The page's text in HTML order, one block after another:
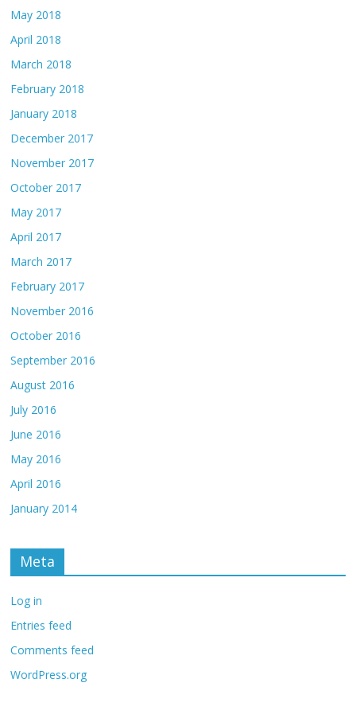
May 2018
April 2018
March 2018
February 2018
January 2018
December 2017
November 2017
October 2017
May 2017
April 2017
March 2017
February 2017
November 2016
October 2016
September 2016
August 2016
July 2016
June 2016
May 2016
April 2016
January 2014
Meta
Log in
Entries feed
Comments feed
WordPress.org